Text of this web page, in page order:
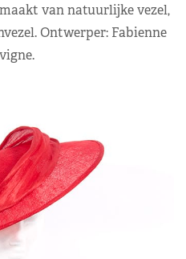
van natuurlijke vezel,
Ontwerper: Fabienne